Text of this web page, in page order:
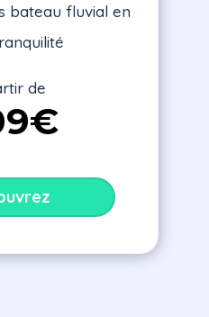
bateau fluvial en
de